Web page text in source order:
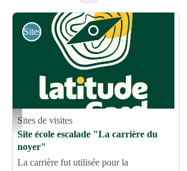
Site école Sumène - Fanny ALIBERT
Sites de visites
Sites de visites
Site école escalade "La carrière du
noyer"
La carrière fut utilisée pour la